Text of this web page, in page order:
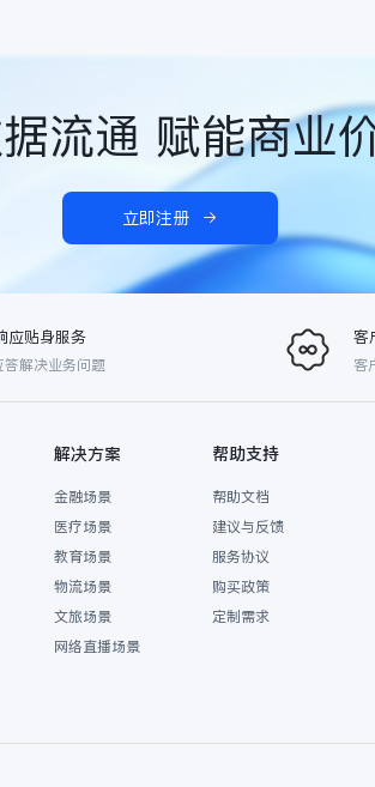
流通 赋能商业
立即注册
应贴身服务
答解决业务问题
客
客
解决方案
金融场景
医疗场景
教育场景
物流场景
文旅场景
网络直播场景
帮助支持
帮助文档
建议与反馈
服务协议
购买政策
定制需求